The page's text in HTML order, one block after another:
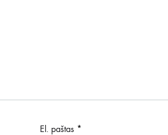
El. paštas *